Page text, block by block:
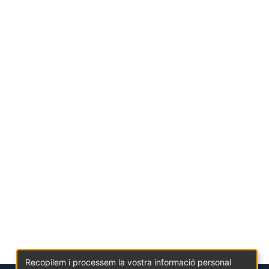
Recopilem i processem la vostra informació personal